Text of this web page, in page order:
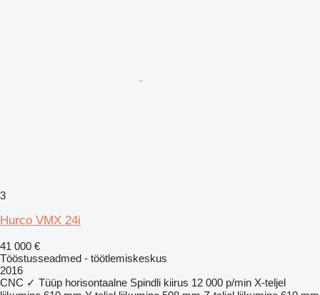
3
Hurco VMX 24i
41 000 €
Tööstusseadmed - töötlemiskeskus
2016
CNC ✓ Tüüp horisontaalne Spindli kiirus 12 000 p/min X-teljel